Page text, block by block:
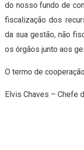
do nosso fundo de
fiscalização dos
da sua gestão, não
os órgãos junto aos
O termo de
Elvis Chaves – Chefe